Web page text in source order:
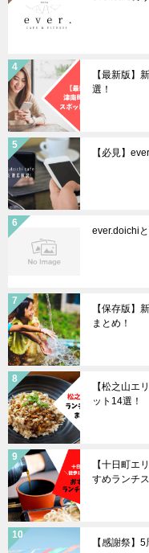
【最新版】
選！
【必見】
ever.doichi
【保存版】
まとめ！
【松之山エ
ット14選！
【十日町エ
すめランチ
【感謝祭】